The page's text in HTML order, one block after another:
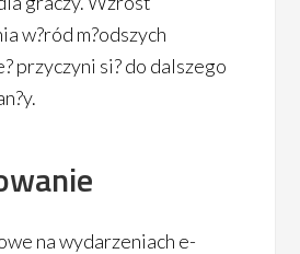
w?ród m?odszych
przyczyni si? do dalszego
na wydarzeniach e-